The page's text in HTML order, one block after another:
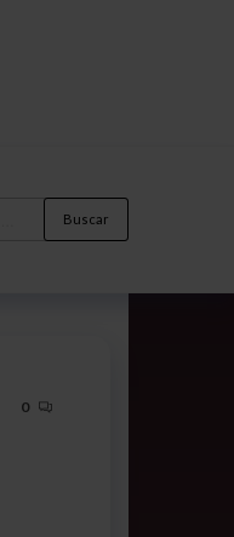
Buscar
0